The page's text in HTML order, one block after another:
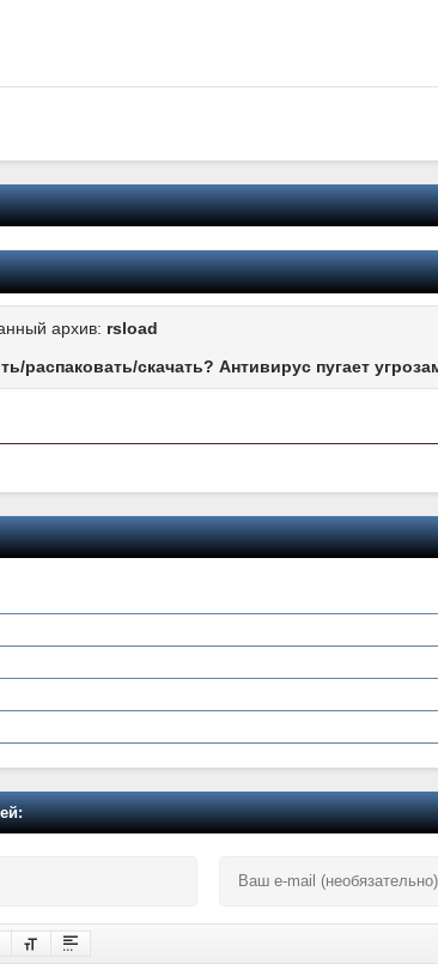
архив: rsload
распаковать/скачать? Антивирус пугает